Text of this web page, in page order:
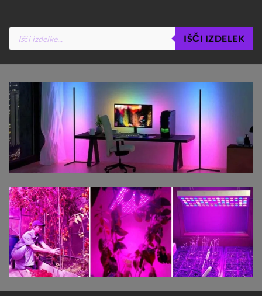
Products
search
IŠČI IZDELEK